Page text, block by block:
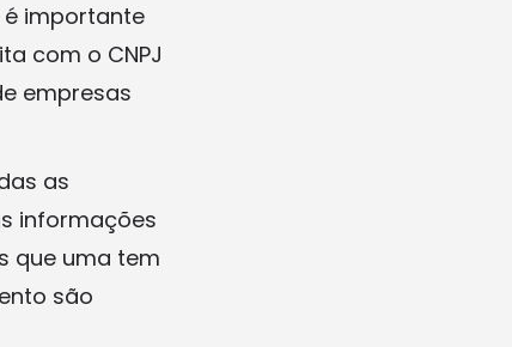
é importante
com o CNPJ
empresas
as
informações
que uma tem
são